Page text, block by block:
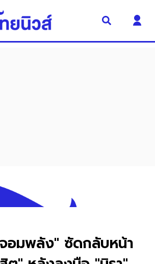
อมพลัง" ซัดกลับหน้า